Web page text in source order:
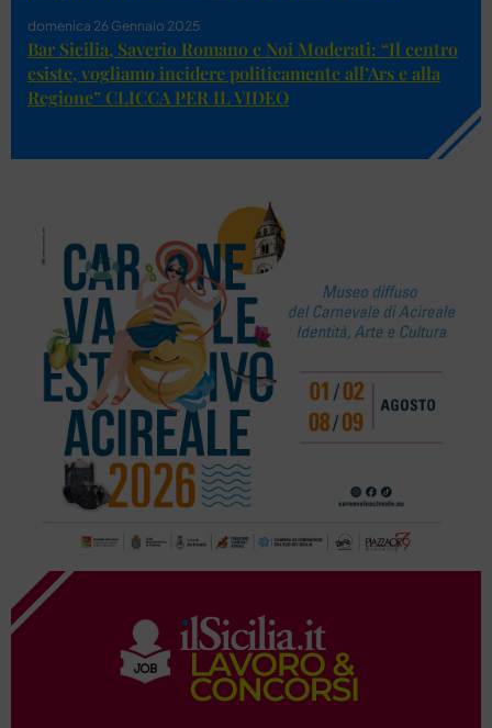
domenica 26 Gennaio 2025
Bar Sicilia, Saverio Romano e Noi Moderati: “Il centro
esiste, vogliamo incidere politicamente all’Ars e alla
Regione” CLICCA PER IL VIDEO